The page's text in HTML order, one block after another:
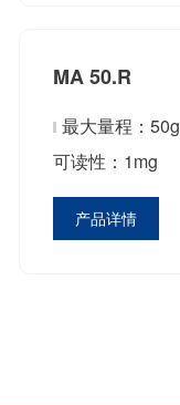
MA 50.R
最大量程：50g
可读性：1mg
产品详情